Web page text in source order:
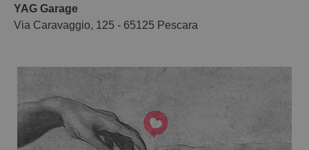
YAG Garage
Via Caravaggio, 125 - 65125 Pescara